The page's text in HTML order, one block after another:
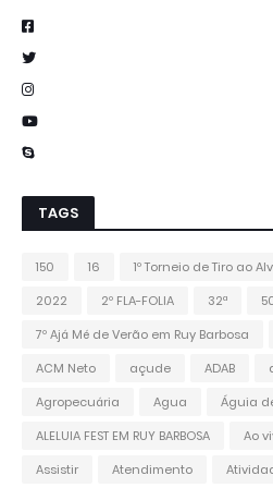
TAGS
150 16 1º Torneio de Tiro ao
2022
2º FLA-FOLIA 32ª
7º Ajá Mé de Verão em Ruy Barbosa
ACM Neto
açude ADAB
Agropecuária
Agua
Águia
ALELUIA FEST EM RUY BARBOSA
Ao
Assistir
Atendimento